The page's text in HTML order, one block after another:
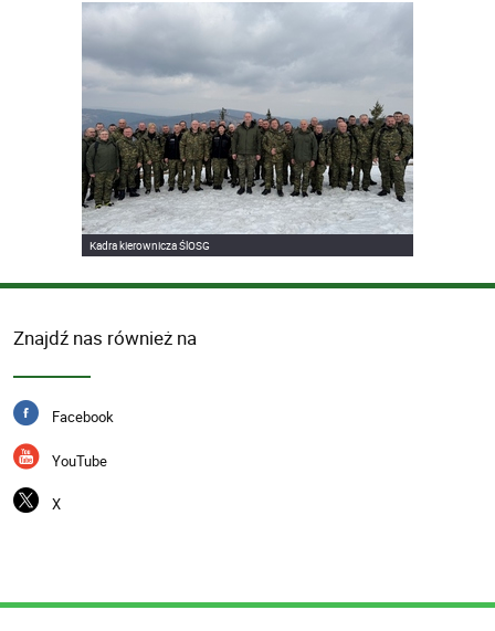
Kadra kierownicza ŚlOSG
Znajdź nas również na
Facebook
YouTube
X